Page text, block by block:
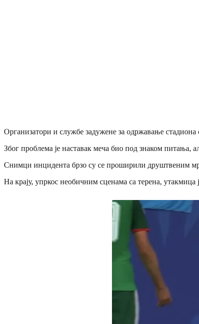
Организатори и службе задужене за одржавање
Због проблема је наставак меча био под знаком питања,
Снимци инцидента брзо су се проширили друштвеним
На крају, упркос необичним сценама са терена,